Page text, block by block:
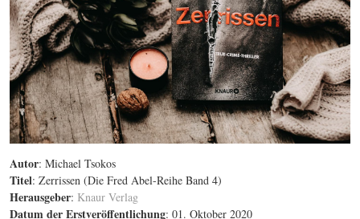
Autor: Michael Tsokos
Titel: Zerrissen (Die Fred Abel-Reihe Band 4)
Herausgeber: Knaur Verlag
Datum der Erstveröffentlichung: 01. Oktober 2020